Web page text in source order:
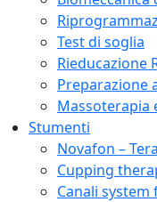
Test di soglia
Rieducazione
Preparazione
Massoterapia
Stumenti
Novafon –
Cupping
Canali system